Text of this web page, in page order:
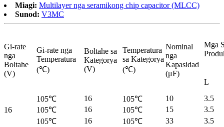
Miagi: Multilayer nga seramikong chip capacitor (MLCC)
Sunod: V3MC
Gi-rate
nga
Boltahe
(V)
Gi-rate nga
Temperatura
(℃)
Boltahe sa
Kategorya
(V)
Temperatura
sa Kategorya
(℃)
Nominal
nga
Kapasidad
(μF)
Mga
L
16
105℃ 16 105℃ 10
3.5
105℃
16 105℃ 15
3.5
105℃
16 105℃ 33 3.5